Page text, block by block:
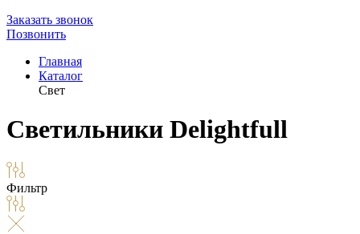
Заказать звонок
Позвонить
Главная
Каталог
Свет
Светильники Delightfull
Фильтр